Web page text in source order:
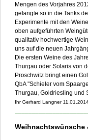
Mengen des Vorjahres
gelangte so in die Tanks
Experimente mit den
oben aufgeführten
qualitativ hochwertige
uns auf die neuen
Die ersten Weine des
Thurgau oder Solaris von
Proschwitz bringt einen
QbA "Schieler vom
Thurgau, Goldriesling und
Ihr Gerhard Langner
Weihnachtswünsche